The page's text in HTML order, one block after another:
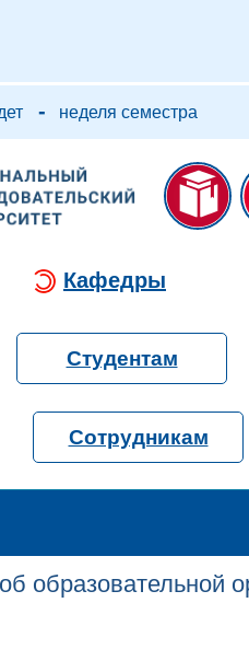
- неделя семестра
Кафедры
Студентам
Сотрудникам
образовательной